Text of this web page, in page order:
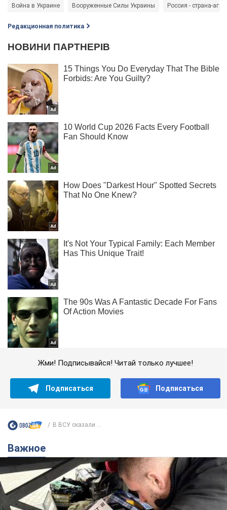
Война в Украине Вооруженные Силы Украины Россия - страна-
Редакционная политика
Жми! Подписывайся! Читай только лучшее!
Подписаться Подписаться
В ВСУ сказали ...
Важное